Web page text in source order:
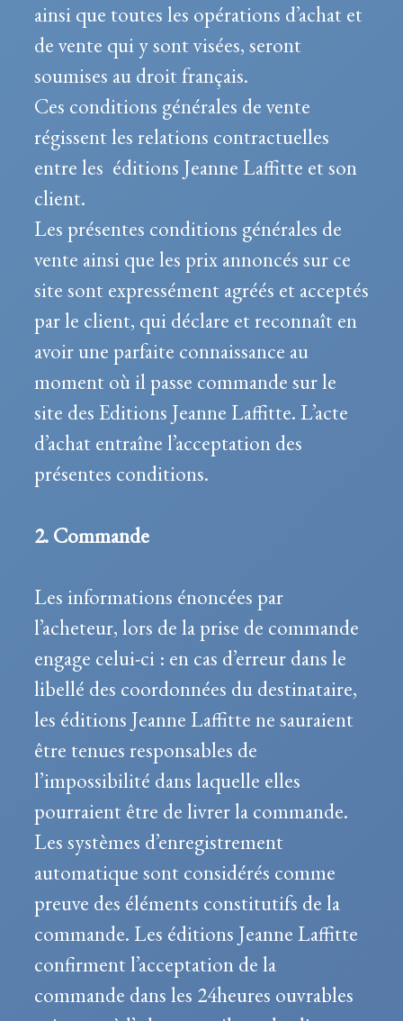
ainsi que toutes les opérations d’achat et
de vente qui y sont visées, seront
soumises au droit français.
Ces conditions générales de vente
régissent les relations contractuelles
entre les éditions Jeanne Laffitte et son
client.
Les présentes conditions générales de
vente ainsi que les prix annoncés sur ce
site sont expressément agréés et acceptés
par le client, qui déclare et reconnaît en
avoir une parfaite connaissance au
moment où il passe commande sur le
site des Editions Jeanne Laffitte. L’acte
d’achat entraîne l’acceptation des
présentes conditions.
2. Commande
Les informations énoncées par
l’acheteur, lors de la prise de commande
engage celui-ci : en cas d’erreur dans le
libellé des coordonnées du destinataire,
les éditions Jeanne Laffitte ne sauraient
être tenues responsables de
l’impossibilité dans laquelle elles
pourraient être de livrer la commande.
Les systèmes d’enregistrement
automatique sont considérés comme
preuve des éléments constitutifs de la
commande. Les éditions Jeanne Laffitte
confirment l’acceptation de la
commande dans les 24heures ouvrables